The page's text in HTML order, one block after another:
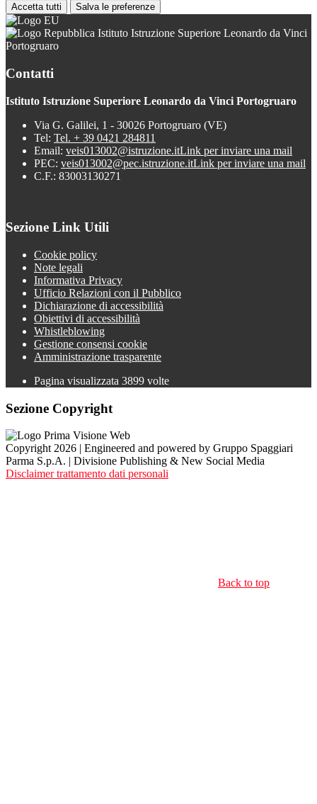
Accetta tutti Salva le preferenze
Istituto Istruzione Superiore Leonardo da Vinci
Portogruaro
Contatti
Istituto Istruzione Superiore Leonardo da Vinci Portogruaro
Via G. Galilei, 1 - 30026 Portogruaro (VE)
Tel: Tel. + 39 0421 284811
Email: veis013002@istruzione.itLink per inviare una mail
PEC: veis013002@pec.istruzione.itLink per inviare una mail
C.F.: 83003130271
Sezione Link Utili
Cookie policy
Note legali
Informativa Privacy
Ufficio Relazioni con il Pubblico
Dichiarazione di accessibilità
Obiettivi di accessibilità
Whistleblowing
Gestione consensi cookie
Amministrazione trasparente
Pagina visualizzata 3899 volte
Sezione Copyright
Copyright 2026 | Engineered and powered by Gruppo Spaggiari
Parma S.p.A. | Divisione Publishing & New Social Media
Disclaimer trattamento dati personali
Back to top